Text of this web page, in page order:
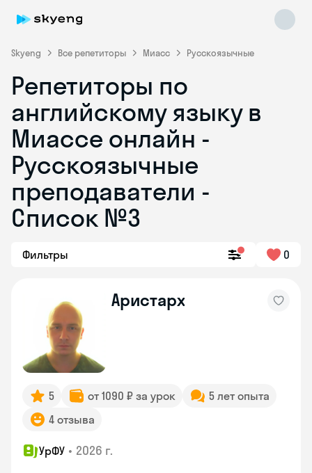
Skyeng Все репетиторы Миасс Русскоязычные
Репетиторы по
английскому языку в
Миассе онлайн -
Русскоязычные
преподаватели -
Список №3
Фильтры 0
Аристарх
5 от 1090 ₽ за урок
5 лет опыта
4 отзыва
УрФУ • 2026 г.
online